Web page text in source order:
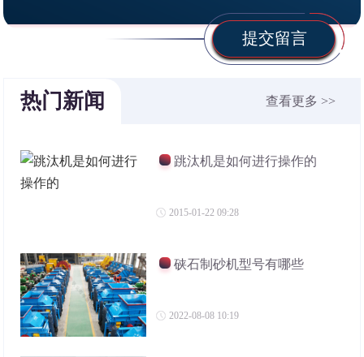
提交留言
热门新闻 查看更多 >>
跳汰机是如何进行操作的
2015-01-22 09:28
硖石制砂机型号有哪些
2022-08-08 10:19